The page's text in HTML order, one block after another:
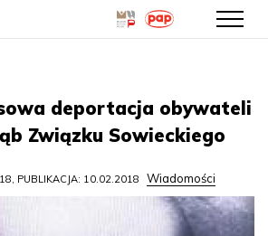
treści
deportacja obywateli
Związku Sowieckiego
PUBLIKACJA: 10.02.2018 Wiadomości